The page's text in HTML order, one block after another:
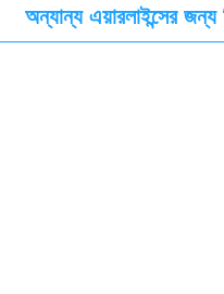
অন্যান্য এয়ারলাইন্সের